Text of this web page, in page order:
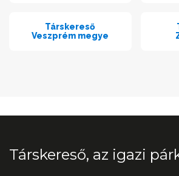
Társkereső
Veszprém megye
Társkereső, az igazi